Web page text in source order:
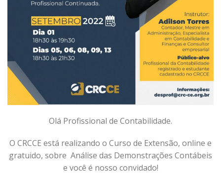
Olá Profissional de Contabilidade.
O CRCCE está realizando o Curso de Extensão, online e
gratuido, sobre Análise das Demonstrações Contábeis
e você é nosso convidado!